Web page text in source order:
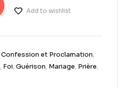
Add to wishlist
Confession et Proclamation,
, Foi,Guérison, Mariage, Prière,